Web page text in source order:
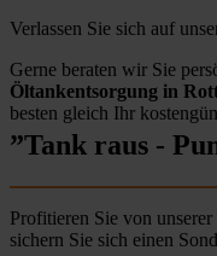
Verlassen Sie sich auf
Gerne beraten wir Sie
Öltankentsorgung in
besten gleich Ihr
”Tank raus -
Profitieren Sie von unserer
sichern Sie sich einen